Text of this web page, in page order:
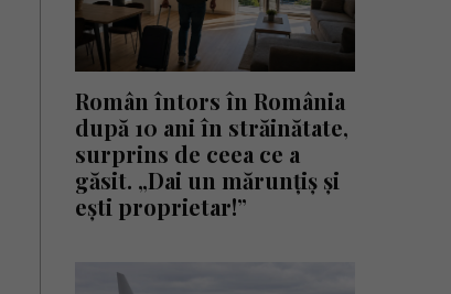
Român întors în România
după 10 ani în străinătate,
surprins de ceea ce a
găsit. „Dai un mărunțiș și
ești proprietar!”